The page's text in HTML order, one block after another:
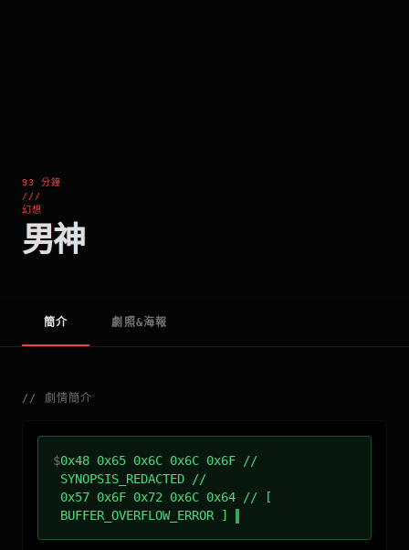
93 分鐘
///
幻想
男神
簡介 劇照&海報
// 劇情簡介
$0x48 0x65 0x6C 0x6C 0x6F //
SYNOPSIS_REDACTED //
0x57 0x6F 0x72 0x6C 0x64 // [
BUFFER_OVERFLOW_ERROR ]